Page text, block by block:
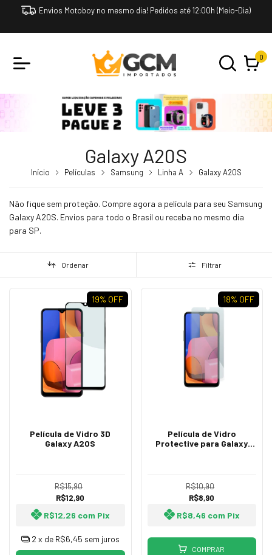
Envios Motoboy no mesmo dia! Pedidos até 12:00h (Meio-Dia)
0
Galaxy A20S
Início Películas Samsung Linha A Galaxy A20S
Não fique sem proteção. Compre agora a película para seu Samsung
Galaxy A20S. Envios para todo o Brasil ou receba no mesmo dia
para SP.
Ordenar Filtrar
19% OFF
Película de Vidro 3D
Galaxy A20S
R$15,90
R$12,90
R$12,26 com Pix
2 x de R$6,45 sem juros
18% OFF
Película de Vidro
Protective para Galaxy
R$10,90
R$8,90
R$8,46 com Pix
COMPRAR